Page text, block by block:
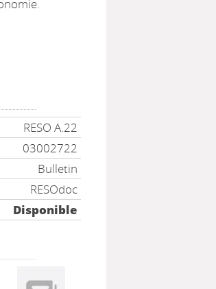
RESO A.22
03002722
Bulletin
RESOdoc
Disponible